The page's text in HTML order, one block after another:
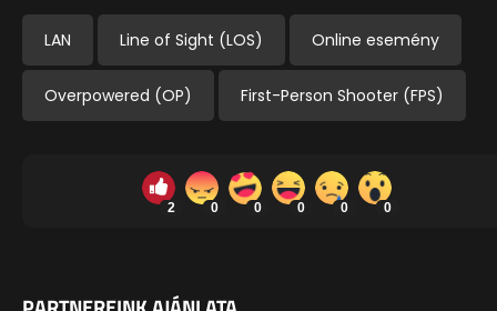
LAN Line of Sight (LOS) Online esemény
Overpowered (OP) First-Person Shooter (FPS)
2 0 0 0 0 0